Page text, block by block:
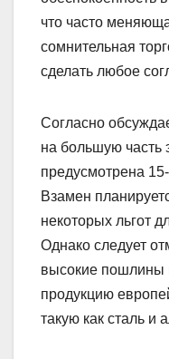
что часто
сомнительная
сделать любое
Согласно
на большую
предусмотрена
Взамен
некоторых льгот
Однако следует
высокие пошлины
продукцию
такую как сталь и